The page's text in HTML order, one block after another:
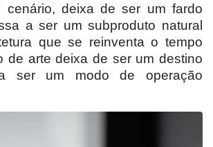
cenário, deixa de ser um fardo
a ser um subproduto natural
que se reinventa o tempo
de arte deixa de ser um destino
ser um modo de operação